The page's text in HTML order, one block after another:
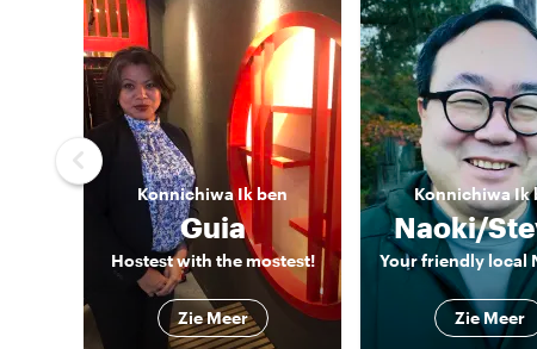
Konnichiwa Ik ben
Guia
Hostest with the mostest!
Zie Meer
KonnichiwaIk
Naoki/
Zie Meer